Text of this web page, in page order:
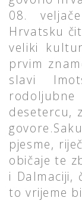
08.
Hrvatsku
veliki
prvim
slavi
desetercu,
pjesme,
običaje te
i Dalmaciji,
to vrijeme